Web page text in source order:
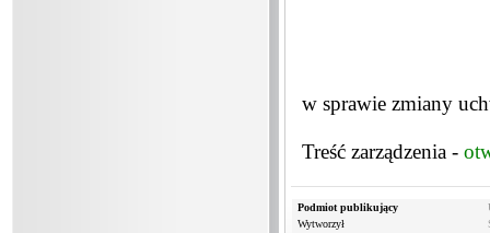
w sprawie zmiany
Treść zarządzenia -
Podmiot publikujący
Wytworzył